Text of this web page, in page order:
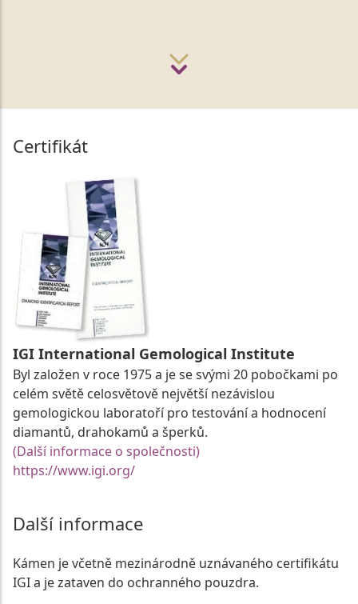
Certifikát
IGI International Gemological Institute
Byl založen v roce 1975 a je se svými 20 pobočkami po
celém světě celosvětově největší nezávislou
gemologickou laboratoří pro testování a hodnocení
diamantů, drahokamů a šperků.
(Další informace o společnosti)
https://www.igi.org/
Další informace
Kámen je včetně mezinárodně uznávaného certifikátu
IGI a je zataven do ochranného pouzdra.